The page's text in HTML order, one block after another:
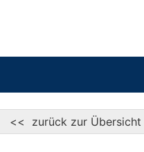
<< zurück zur Übersicht